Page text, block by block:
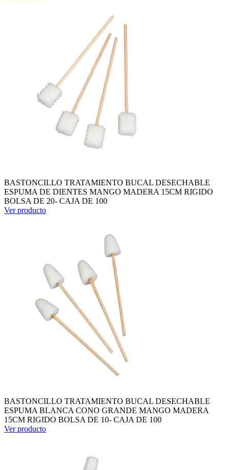
BASTONCILLO TRATAMIENTO BUCAL DESECHABLE
ESPUMA DE DIENTES MANGO MADERA 15CM RIGIDO
BOLSA DE 20- CAJA DE 100
Ver producto
BASTONCILLO TRATAMIENTO BUCAL DESECHABLE
ESPUMA BLANCA CONO GRANDE MANGO MADERA
15CM RIGIDO BOLSA DE 10- CAJA DE 100
Ver producto